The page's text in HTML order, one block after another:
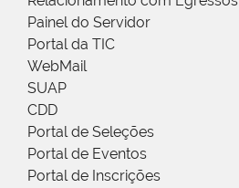
Painel do Servidor
Portal da TIC
WebMail
SUAP
CDD
Portal de Seleções
Portal de Eventos
Portal de Inscrições